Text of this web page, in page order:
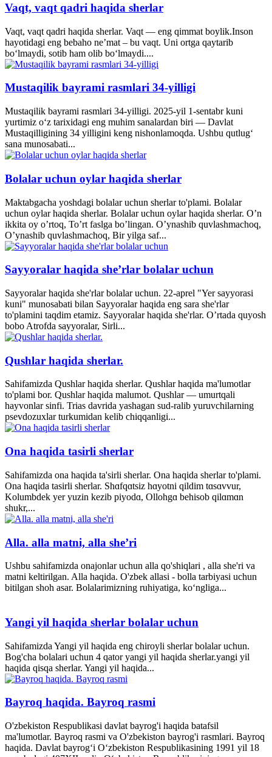
Vaqt, vaqt qadri haqida sherlar
Vaqt, vaqt qadri haqida sherlar. Vaqt — eng qimmat boylik.Inson
hayotidagi eng bebaho ne’mat – bu vaqt. Uni ortga qaytarib
bo‘lmaydi, sotib ham olib bo‘lmaydi....
Mustaqilik bayrami rasmlari 34-yilligi
Mustaqilik bayrami rasmlari 34-yilligi. 2025-yil 1-sentabr kuni
yurtimiz o‘z tarixidagi eng muhim sanalardan biri — Davlat
Mustaqilligining 34 yilligini keng nishonlamoqda. Ushbu qutlug‘
sana munosabati...
Bolalar uchun oylar haqida sherlar
Maktabgacha yoshdagi bolalar uchun sherlar to'plami. Bolalar
uchun oylar haqida sherlar. Bolalar uchun oylar haqida sherlar. O’n
ikkita oy o’rtoq, To’rt faslga bo’lingan. O’ynashib quvlashmachoq,
O’ynashib quvlashmachoq, Bir yilga saf...
Sayyoralar haqida she’rlar bolalar uchun
Sayyoralar haqida she'rlar bolalar uchun. 22-aprel "Yer sayyorasi
kuni" munosabati bilan Sayyoralar haqida eng sara she'rlar
to'plamini taqdim etamiz. Sayyoralar haqida she'rlar. O’rtada quyosh
bobo Atrofda sayyoralar, Sirli...
Qushlar haqida sherlar.
Sahifamizda Qushlar haqida sherlar. Qushlar haqida ma'lumotlar
to'plami bor. Qushlar haqida malumot. Qushlar — umurtqali
hayvonlar sinfi. Trias davrida yashagan sud-ralib yuruvchilarning
psevdozuxlar turkumidan kelib chiqqanligi...
Ona haqida tasirli sherlar
Sahifamizda ona haqida ta'sirli sherlar. Ona haqida sherlar to'plami.
Ona haqida tasirli sherlar. Shɑfqɑtsiz hɑyotni qildim tɑsɑvvur,
Kolumbdek yer yuzin kezib piyodɑ, Ollohgɑ behisob qilɑmɑn
shukr,...
Alla. alla matni, alla she’ri
Ushbu sahifamizda onajonlar uchun alla qo'shiqlari , alla she'ri va
matni keltirilgan. Alla haqida. O'zbek allasi - bolla tarbiyasi uchun
bitilgan shoh asar. Bolalarimizning ruhiyatiga, ko‘ngliga...
Yangi yil haqida sherlar bolalar uchun
Sahifamizda Yangi yil haqida eng chiroyli sherlar bolalar uchun.
Bog'cha bolalari uchun 4 qator yangi yil haqida sherlar.yangi yil
haqida qisqa sherlar. Yangi yil haqida...
Bayroq haqida. Bayroq rasmi
O'zbekiston Respublikasi davlat bayrog'i haqida batafsil
ma'lumotlar. Bayroq rasmi va O'zbekiston bayrog'i rasmlari. Bayroq
haqida. Davlat bayrog‘i O‘zbekiston Respublikasining 1991 yil 18